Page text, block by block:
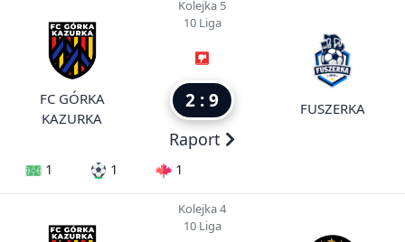
FC GÓRKA
KAZURKA
Kolejka 5
10 Liga
2 : 9
Raport
FUSZERKA
1 1 1
Kolejka 4
10 Liga